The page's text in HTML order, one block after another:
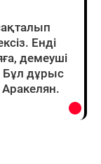
Енді
демеуші
Бұл дұрыс